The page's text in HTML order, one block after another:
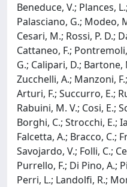
Beneduce, V.; Plances,
Palasciano, G.; Modeo,
Cesari, M.; Rossi, P. D.;
Cattaneo, F.;
G.; Calipari, D.;
Zucchelli, A.; Manzoni,
Arturi, F.; Succurro, E.;
Rabuini, M. V.; Cosi, E.;
Borghi, C.; Strocchi, E.;
Falcetta, A.; Bracco, C.;
Savojardo, V.; Folli, C.;
Purrello, F.; Di Pino, A.;
Perri, L.; Landolfi, R.;